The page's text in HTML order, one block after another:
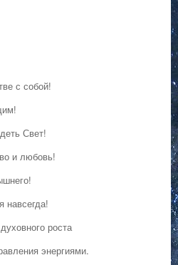
с собой!
Свет!
и любовь!
навсегда!
роста
энергиями.